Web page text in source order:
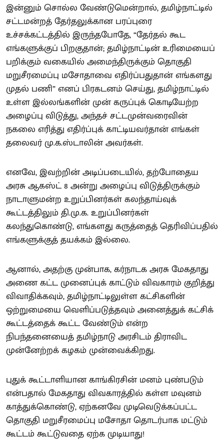
இன்னும் சொல்ல வேண்டுமென்றால், தமிழ்நாட்டில்
சட்டமன்றத் தேர்தலுக்கான பரப்புரை
உச்சக்கட்டத்தில் இருந்தபோதே, “தேர்தல் கூட
எங்களுக்குப் பிறகுதான்; தமிழ்நாட்டின் உரிமையைப்
பறிக்கும் வகையில் அமைந்திருக்கும் தொகுதி
மறுசீரமைப்பு மசோதாவை எதிர்ப்பதுதான் எங்களது
முதல் பணி” எனப் பிரகடனம் செய்து, தமிழ்நாட்டில்
உள்ள இல்லங்களின் முன் கருப்புக் கொடியேற்ற
அழைப்பு விடுத்து, அந்தச் சட்டமுன்வரைவின்
நகலை எரித்து எதிர்ப்புக் காட்டியவர்தான் எங்கள்
தலைவர் மு.க.ஸ்டாலின் அவர்கள்.
எனவே, இவற்றின் அடிப்படையில், தற்போதைய
அரசு ஆகஸ்ட் 8 அன்று அழைப்பு விடுத்திருக்கும்
நாடாளுமன்ற உறுப்பினர்கள் கலந்தாய்வுக்
கூட்டத்திலும் தி.மு.க. உறுப்பினர்கள்
கலந்துகொண்டு, எங்களது கருத்தைத் தெரிவிப்பதில்
எங்களுக்குத் தயக்கம் இல்லை.
ஆனால், அதற்கு முன்பாக, கர்நாடக அரசு மேகதாது
அணை கட்ட முனைப்புக் காட்டும் விவகாரம் குறித்து
விவாதிக்கவும், தமிழ்நாட்டிலுள்ள கட்சிகளின்
ஒற்றுமையை வெளிப்படுத்தவும் அனைத்துக் கட்சிக்
கூட்டத்தைக் கூட்ட வேண்டும் என்ற
நிபந்தனையைத் தமிழ்நாடு அரசிடம் திராவிட
முன்னேற்றக் கழகம் முன்வைக்கிறது.
புதுக் கூட்டாளியான காங்கிரசின் மனம் புண்படும்
என்பதால் மேகதாது விவகாரத்தில் கள்ள மவுனம்
காத்துக்கொண்டு, ஏற்கனவே முடிவெடுக்கப்பட்ட
தொகுதி மறுசீரமைப்பு மசோதா தொடர்பாக மட்டும்
கூட்டம் கூட்டுவதை ஏற்க முடியாது!